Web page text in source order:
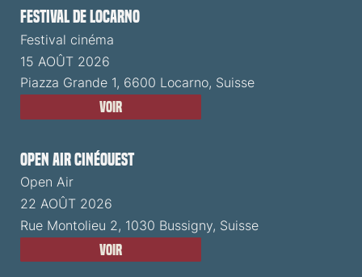
Festival de Locarno
Festival cinéma
15 AOÛT 2026
Piazza Grande 1, 6600 Locarno, Suisse
Voir
Open Air CinéOuest
Open Air
22 AOÛT 2026
Rue Montolieu 2, 1030 Bussigny, Suisse
Voir